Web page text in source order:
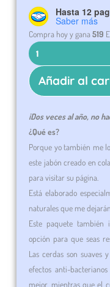
Hasta 12
Saber más
Compra hoy y gana519
Paquete
¡Dame
un
baño!
cantidad
Añadir al
¡Dos veces al año, no
¿Qué es?
Porque yo también me
este jabón creado en
para visitar su página.
Está elaborado
naturales que me
Este paquete
opción para que seas
Las cerdas son suaves
efectos anti-
mejor, mientras que el